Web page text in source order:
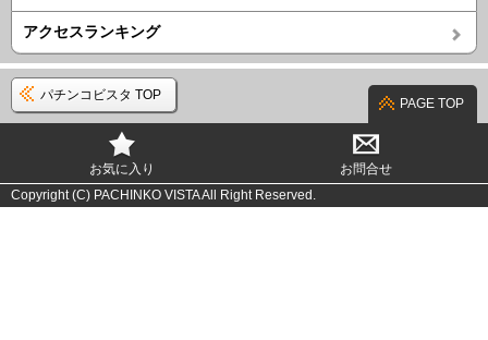
アクセスランキング
パチンコビスタ TOP
PAGE TOP
お気に入り
お問合せ
Copyright (C) PACHINKO VISTA All Right Reserved.